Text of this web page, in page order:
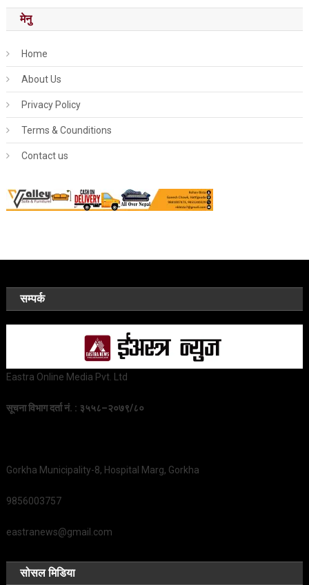
मेनु
Home
About Us
Privacy Policy
Terms & Counditions
Contact us
सम्पर्क
Eastra Online Media Pvt. Ltd
सूचना विभाग दर्ता नं. : ३५५८–२०७९/८०
Gorkha Municipality-8, Hospital Marg, Gorkha
9856003757
eastranews@gmail.com
सोसल मिडिया